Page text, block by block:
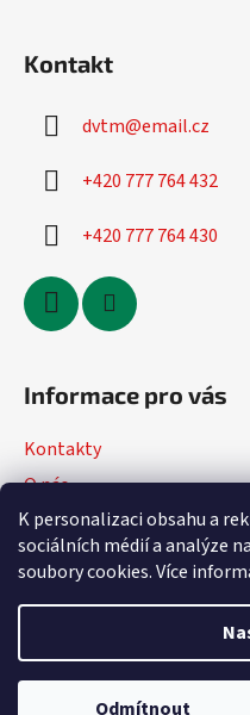
K personalizaci obsahu a
sociálních médií a analýze
soubory cookies. Více
Odmítnout
Kontakt
dvtm@email.cz
+420 777 764 432
+420 777 764 430
Informace pro vás
Kontakty
O nás
Jak nakupovat
Obchodní podmínky